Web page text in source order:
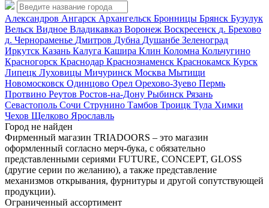
Александров Ангарск Архангельск Бронницы Брянск Бузулук
Вельск Видное Владикавказ Воронеж Воскресенск д. Брехово
д. Чернораменье Дмитров Дубна Душанбе Зеленоград
Иркутск Казань Калуга Кашира Клин Коломна Кольчугино
Красногорск Краснодар Краснознаменск Краснокамск Курск
Липецк Луховицы Мичуринск Москва Мытищи
Новомосковск Одинцово Орел Орехово-Зуево Пермь
Протвино Реутов Ростов-на-Дону Рыбинск Рязань
Севастополь Сочи Струнино Тамбов Троицк Тула Химки
Чехов Щелково Ярославль
Город не найден
Фирменный магазин TRIADOORS – это магазин
оформленный согласно мерч-бука, с обязательно
представленными сериями FUTURE, CONCEPT, GLOSS
(другие серии по желанию), а также представление
механизмов открывания, фурнитуры и другой сопутствующей
продукции).
Ограниченный ассортимент